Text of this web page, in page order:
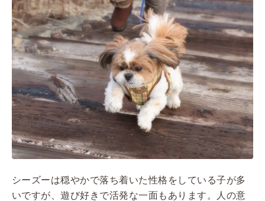
シーズーは穏やかで落ち着いた性格をしている子が多
いですが、遊び好きで活発な一面もあります。人の意